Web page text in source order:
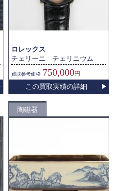
ロレックス
チェリーニ チェリニウム
買取参考価格 750,000円
この買取実績の詳細
陶磁器